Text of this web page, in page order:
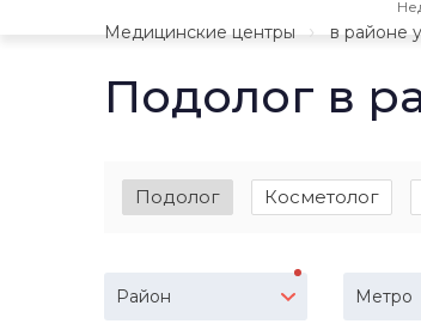
Медицинские центры
в районе
Подолог в
Подолог Косметолог
Район Метро